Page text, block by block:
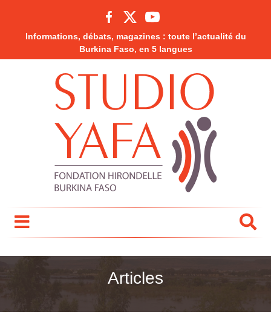
Informations, débats, magazines : toute l’actualité du
Burkina Faso, en 5 langues
Articles